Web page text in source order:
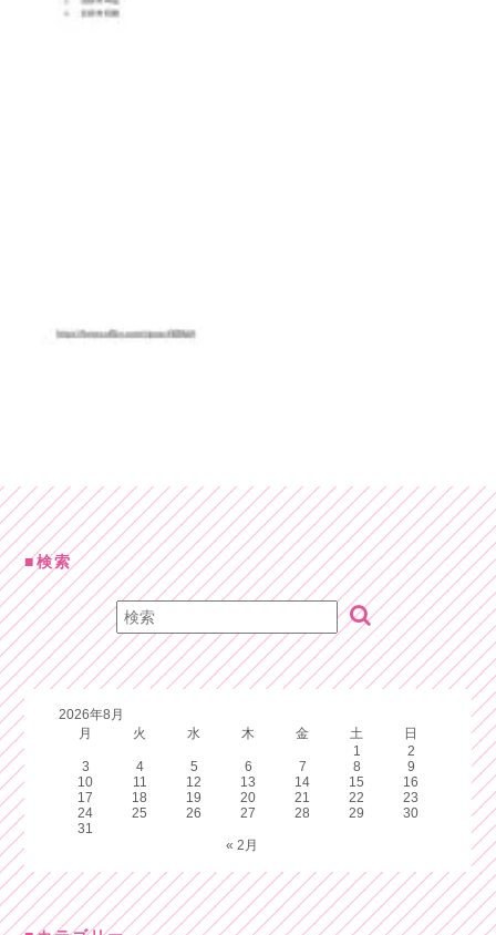
検索
2026年8月
月
火 水 木 金 土
日
1
2
3
4 5 6 7 8
9
10
11 12 13 14 15
16
17
18 19 20 21 22
23
24
25 26 27 28 29
30
31
« 2月